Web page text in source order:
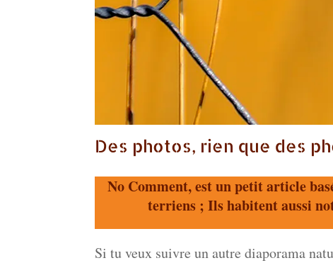
Des photos, rien que des
No Comment, est un petit article
terriens ; Ils habitent aussi
Si tu veux suivre un autre diaporama